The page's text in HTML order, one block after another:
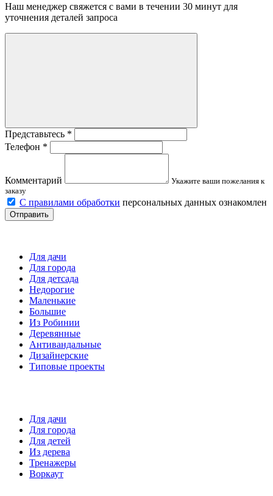
Наш менеджер свяжется с вами в течении 30 минут для
уточнения деталей запроса
Представьтесь *
Телефон *
Комментарий
Укажите ваши пожелания к
заказу
С правилами обработки персональных данных ознакомлен
Отправить
Для дачи
Для города
Для детсада
Недорогие
Маленькие
Большие
Из Робинии
Деревянные
Антивандальные
Дизайнерские
Типовые проекты
Для дачи
Для города
Для детей
Из дерева
Тренажеры
Воркаут